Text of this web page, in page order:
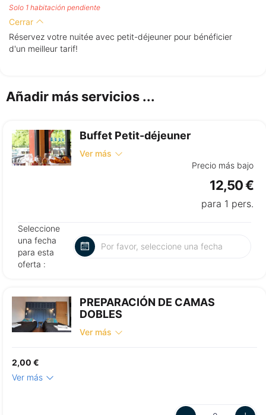
Solo 1 habitación pendiente
Cerrar
Réservez votre nuitée avec petit-déjeuner pour bénéficier
d'un meilleur tarif!
Añadir más servicios ...
Buffet Petit-déjeuner
Ver más
Precio más bajo
12,50 €
para 1 pers.
Seleccione
una fecha
para esta
oferta :
PREPARACIÓN DE CAMAS
DOBLES
Ver más
2,00 €
Ver más